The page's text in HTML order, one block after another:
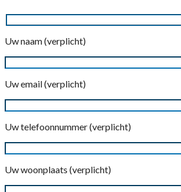
Uw naam (verplicht)
Uw email (verplicht)
Uw telefoonnummer (verplicht)
Uw woonplaats (verplicht)